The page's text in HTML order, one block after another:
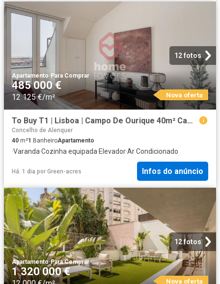
12 fotos
Apartamento·Para Comprar
485 000 €
12 125 €/m² Nova oferta
To Buy T1 | Lisboa | Campo De Ourique 40m² Campo de Ourique
Concelho de Alenquer
40 m²1 BanheiroApartamento
·Varanda·Cozinha equipada·Elevador·Ar Condicionado
Há: 1 dia por Green-acres Infos do anúncio
12 fotos
Apartamento·Para Comprar
1 320 000 €
Nova oferta